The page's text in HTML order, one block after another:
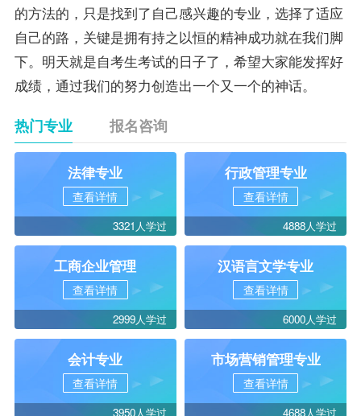
的方法的，只是找到了自己感兴趣的专业，选择了适应
自己的路，关键是拥有持之以恒的精神成功就在我们脚
下。明天就是自考生考试的日子了，希望大家能发挥好
成绩，通过我们的努力创造出一个又一个的神话。
热门专业 报名咨询
法律专业
查看详情
3321人学过
行政管理专业
查看详情
4888人学过
工商企业管理
查看详情
2999人学过
汉语言文学专业
查看详情
6000人学过
会计专业
查看详情
3950人学过
市场营销管理专业
查看详情
4688人学过